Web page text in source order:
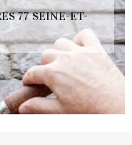
77 SEINE-ET-